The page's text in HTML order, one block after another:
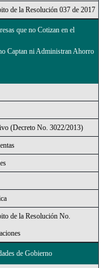
de la Resolución 037 de 2017
que no Cotizan en el
Captan ni Administran Ahorro
(Decreto No. 3022/2013)
de la Resolución No.
de Gobierno